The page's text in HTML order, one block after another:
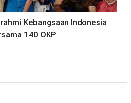
Kebangsaan Indonesia
140 OKP